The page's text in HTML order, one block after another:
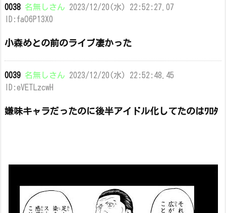
0038 名無しさん 2023/12/20(水) 22:52:27.07
ID:faO6P13X0
小森めとの前のライブ凄かった
0039 名無しさん 2023/12/20(水) 22:52:48.45
ID:eVETLzcwH
嫌味キャラだったのに後半アイドル化してたのはﾜﾛﾀ